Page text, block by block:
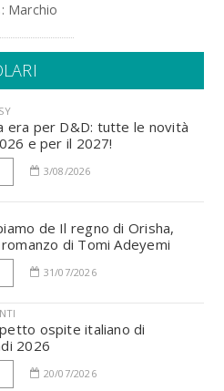
Marchio
era per D&D: tutte le novità
e per il 2027!
3/08/2026
de Il regno di Orisha,
di Tomi Adeyemi
31/07/2026
ospite italiano di
2026
20/07/2026